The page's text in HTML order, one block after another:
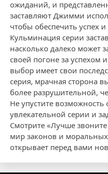
ожиданий, и
заставляют Джимми
чтобы обеспечить успех
Кульминация серии
насколько далеко может
своей погоне за
выбор имеет свои
серия, мрачная сторона
более разрушительной,
Не упустите
увлекательной серии и
Смотрите «Лучше
мир законов и
открывает перед вами